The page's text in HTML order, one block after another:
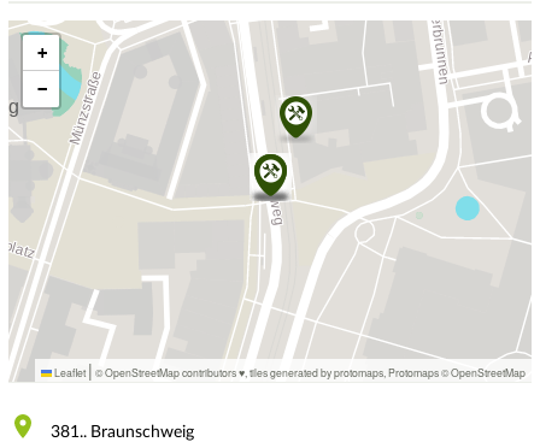
+
−
Leaflet | © OpenStreetMap contributors ♥, tiles generated by protomaps Protomaps©OpenStreetMap
381.. Braunschweig